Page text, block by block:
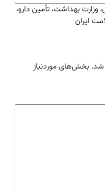
بهداشت، تأمین دارو،
ایران
شد. بخش‌های موردنیاز